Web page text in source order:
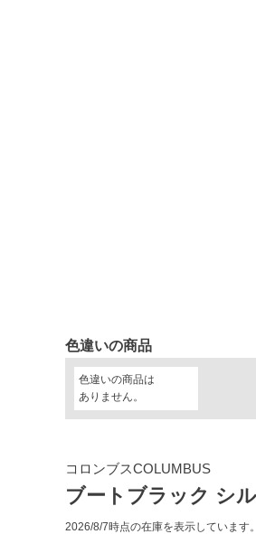
色違いの商品
色違いの商品は
ありません。
コロンブスCOLUMBUS
ブートブラック シ
2026/8/7時点の在庫を表示しています。